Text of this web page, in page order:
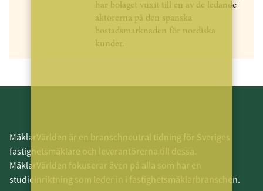
har bolaget vuxit till en av de ledande
aktörerna på den spanska
bostadsmarknaden för nordiska
kunder.
MäklarVärlden är en branschneutral tidning för Sveriges
fastighetsmäklare och leverantörerna till dessa.
MäklarVärlden fokuserar även på alla som har en
studieinriktning som leder in i fastighetsmäklarbranschen.